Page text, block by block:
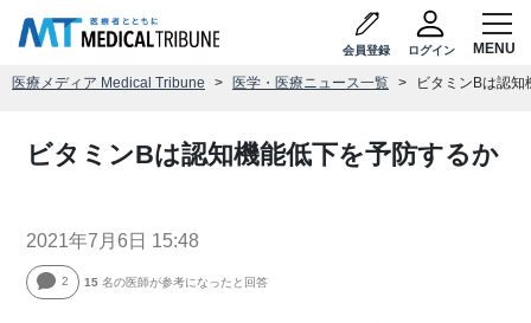
会員登録 ログイン
医療メディア Medical Tribune 医学・医療ニュース一覧 ビタミンBは認
ビタミンBは認知機能低下を予防するか
2021年7月6日 15:48
2 15 名の医師が参考になったと回答